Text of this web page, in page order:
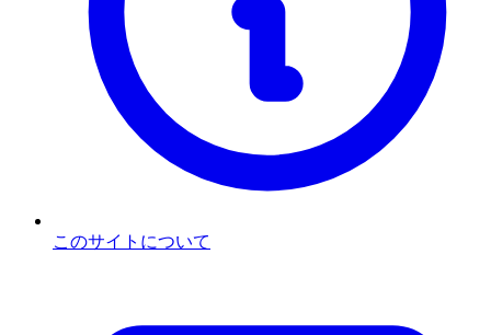
このサイトについて